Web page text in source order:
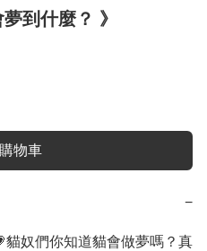
到什麼？ 》
物車
−
奴們你知道貓會做夢嗎？真